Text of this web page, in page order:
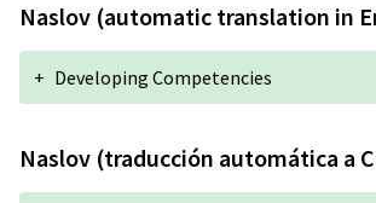
Naslov (automatic translation in
+ Developing Competencies
Naslov (traducción automática a